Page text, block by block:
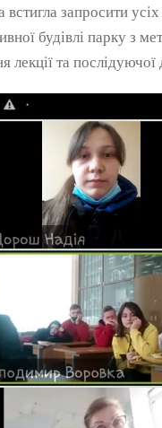
встигла запросити
будівлі парку з
лекції та послідуючої